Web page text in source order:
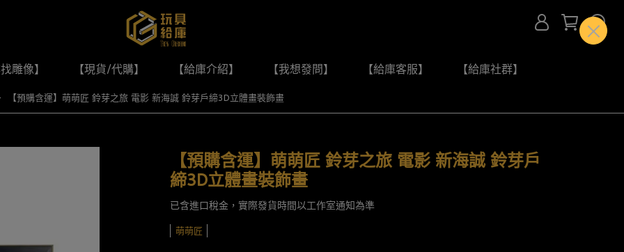
雕像】 【現貨/代購】 【給庫介紹】 【我想發問】 【給庫客服】 【給庫社群】
【預購含運】萌萌匠 鈴芽之旅 電影 新海誠 鈴芽戶締3D立體畫裝飾畫
【預購含運】萌萌匠 鈴芽之旅 電影 新海誠 鈴芽戶
締3D立體畫裝飾畫
已含進口稅金，實際發貨時間以工作室通知為準
萌萌匠